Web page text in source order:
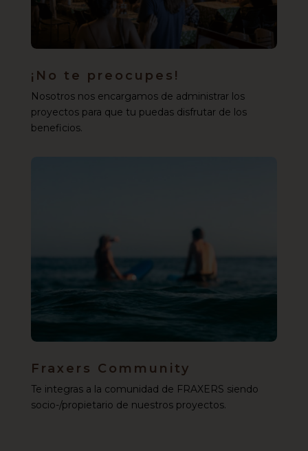
¡No te preocupes!
Nosotros nos encargamos de administrar los
proyectos para que tu puedas disfrutar de los
beneficios.
Fraxers Community
Te integras a la comunidad de FRAXERS siendo
socio-/propietario de nuestros proyectos.